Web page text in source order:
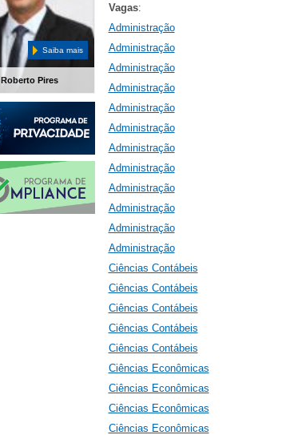
Roberto Pires
Saiba mais
Vagas:
Administração
Administração
Administração
Administração
Administração
Administração
Administração
Administração
Administração
Administração
Administração
Administração
Ciências Contábeis
Ciências Contábeis
Ciências Contábeis
Ciências Contábeis
Ciências Contábeis
Ciências Econômicas
Ciências Econômicas
Ciências Econômicas
Ciências Econômicas